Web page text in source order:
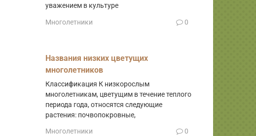
уважением в культуре
Многолетники 0
Названия низких цветущих
многолетников
Классификация К низкорослым
многолетникам, цветущим в течение теплого
периода года, относятся следующие
растения: почвопокровные,
Многолетники 0